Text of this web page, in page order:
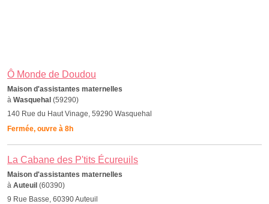
Ô Monde de Doudou
Maison d'assistantes maternelles
à Wasquehal (59290)
140 Rue du Haut Vinage, 59290 Wasquehal
Fermée, ouvre à 8h
La Cabane des P'tits Écureuils
Maison d'assistantes maternelles
à Auteuil (60390)
9 Rue Basse, 60390 Auteuil